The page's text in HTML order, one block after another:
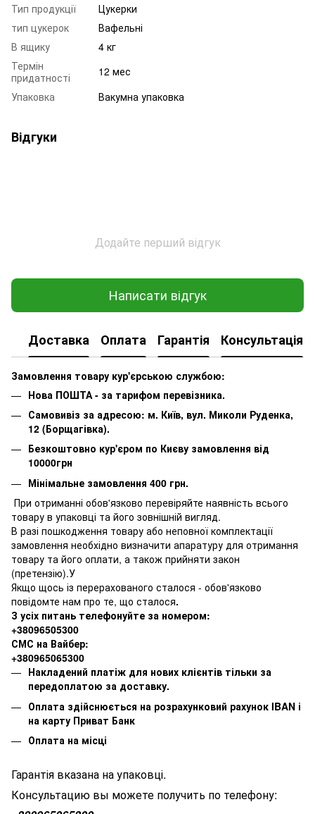
Тип продукції
Цукерки
тип цукерок
Вафельні
В ящику
4 кг
Термін
придатності
12 мес
Упаковка
Вакумна упаковка
Відгуки
Додайте перший відгук
Написати відгук
Доставка Оплата Гарантія Консультація
Замовлення товару кур'єрською службою:
Нова ПОШТА - за тарифом перевізника.
Самовивіз за адресою: м. Київ, вул. Миколи Руденка,
12 (Борщагівка).
Безкоштовно кур'єром по Києву замовлення від
10000грн
Мінімальне замовлення 400 грн.
При отриманні обов'язково перевіряйте наявність всього
товару в упаковці та його зовнішній вигляд.
В разі пошкодження товару або неповної комплектації
замовлення необхідно визначити апаратуру для отримання
товару та його оплати, а також прийняти закон
(претензію).У
Якщо щось із перерахованого сталося - обов'язково
повідомте нам про те, що сталося.
З усіх питань телефонуйте за номером:
+38096505300
СМС на Вайбер:
+380965065300
Накладений платіж для нових клієнтів тільки за
передоплатою за доставку.
Оплата здійснюється на розрахунковий рахунок IBAN і
на карту Приват Банк
Оплата на місці
Гарантія вказана на упаковці.
Консультацию вы можете получить по телефону: